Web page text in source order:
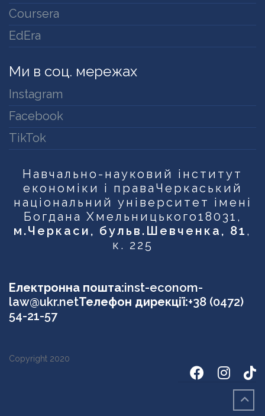
Coursera
EdEra
Ми в соц. мережах
Instagram
Facebook
TikTok
Навчально-науковий інститут
економіки і права Черкаський
національний університет імені
Богдана Хмельницького18031,
м.Черкаси, бульв.Шевченка, 81 ,
к. 225
Електронна пошта:inst-econom-
law@ukr.netТелефон дирекції:+38 (0472)
54-21-57
Copyright 2020